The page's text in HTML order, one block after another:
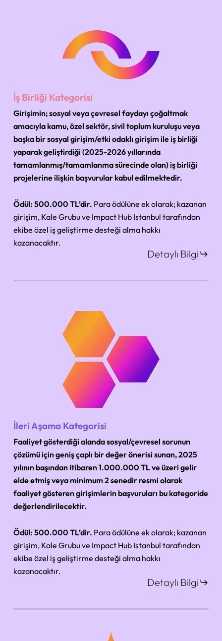
İş Birliği Kategorisi
Girişimin; sosyal veya çevresel faydayı çoğaltmak
amacıyla kamu, özel sektör, sivil toplum kuruluşu veya
başka bir sosyal girişim/etki odaklı girişim ile iş birliği
yaparak geliştirdiği (2025-2026 yıllarında
tamamlanmış/tamamlanma sürecinde olan) iş birliği
projelerine ilişkin başvurular kabul edilmektedir.
Ödül:500.000 TL’dir. Para ödülüne ek olarak; kazanan
girişim, Kale Grubu ve Impact Hub Istanbul tarafından
ekibe özel iş geliştirme desteği alma hakkı
kazanacaktır.
Detaylı Bilgi
İleri Aşama Kategorisi
Faaliyet gösterdiği alanda sosyal/çevresel sorunun
çözümü için geniş çaplı bir değer önerisi sunan, 2025
yılının başından itibaren 1.000.000 TL ve üzeri gelir
elde etmiş veya minimum 2 senedir resmi olarak
faaliyet gösteren girişimlerin başvuruları bu kategoride
değerlendirilecektir.
Ödül:500.000 TL’dir. Para ödülüne ek olarak; kazanan
girişim, Kale Grubu ve Impact Hub Istanbul tarafından
ekibe özel iş geliştirme desteği alma hakkı
kazanacaktır.
Detaylı Bilgi